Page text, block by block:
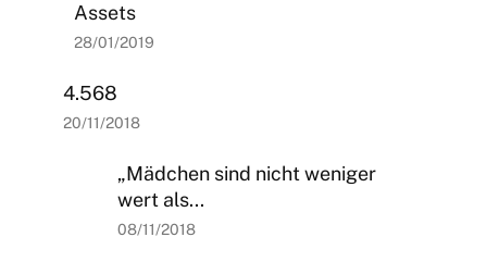
Assets
28/01/2019
4.568
20/11/2018
„Mädchen sind nicht weniger
wert als...
08/11/2018